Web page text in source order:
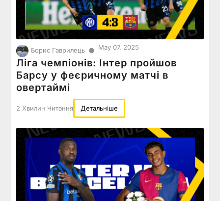
Борис Гаврилець ● May 07, 2025
Ліга чемпіонів: Інтер пройшов
Барсу у феєричному матчі в
овертаймі
2 Хвилин Читання Детальніше